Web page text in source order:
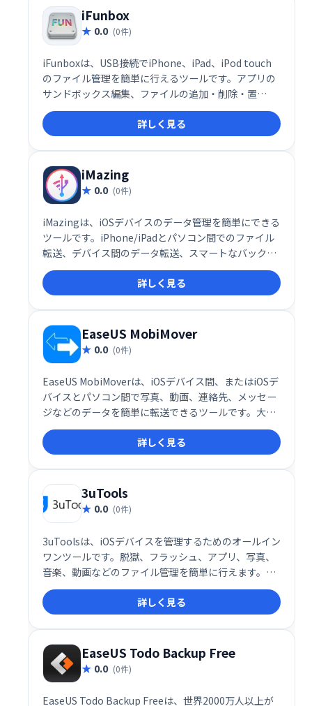
iFunbox
0.0 (0件)
iFunboxは、USB接続でiPhone、iPad、iPod touch
のファイル管理を簡単に行えるツールです。アプリの
サンドボックス編集、ファイルの追加・削除・置
換、.plistファイルのテキスト変換など、高度な機能も
備えています。デバイス内のファイルの閲覧、探索も
スムーズに行えます。iOSデバイスのファイル管理を
効率化したい方におすすめです。
詳しく見る
iMazing
0.0 (0件)
iMazingは、iOSデバイスのデータ管理を簡単にできる
ツールです。iPhone/iPadとパソコン間でのファイル
転送、デバイス間のデータ転送、スマートなバックア
ップ作成・復元、iTunesバックアップファイルからの
データ抽出などが可能です。必要なデータだけを選択
的に操作でき、iOSデバイスのデータを効率的に管理
できます。
詳しく見る
EaseUS MobiMover
0.0 (0件)
EaseUS MobiMoverは、iOSデバイス間、またはiOSデ
バイスとパソコン間で写真、動画、連絡先、メッセー
ジなどのデータを簡単に転送できるツールです。大切
なデータをスムーズに移動し、デバイス間のデータ管
理を効率化します。
詳しく見る
3uTools
0.0 (0件)
3uToolsは、iOSデバイスを管理するためのオールイン
ワンツールです。脱獄、フラッシュ、アプリ、写真、
音楽、動画などのファイル管理を簡単に行えます。
iPhoneユーザーの様々なニーズに対応し、デバイスの
操作性を向上させる便利な機能が満載です。
詳しく見る
EaseUS Todo Backup Free
0.0 (0件)
EaseUS Todo Backup Freeは、世界2000万人以上が